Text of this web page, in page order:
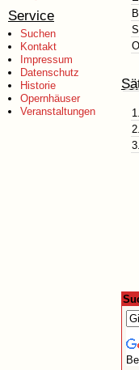
Service
Suchen
Kontakt
Impressum
Datenschutz
Historie
Opernhäuser
Veranstaltungen